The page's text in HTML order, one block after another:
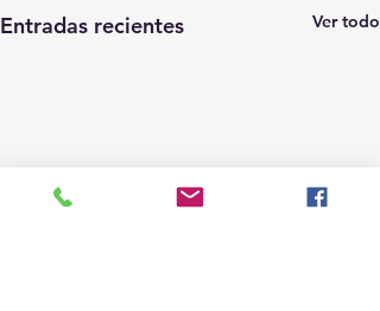
Entradas recientes Ver todo